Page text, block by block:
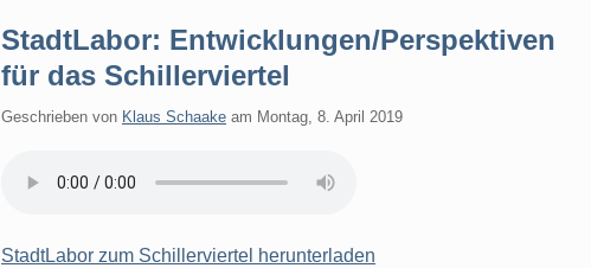
StadtLabor: Entwicklungen/Perspektiven
für das Schillerviertel
Geschrieben von Klaus Schaake am Montag, 8. April 2019
StadtLabor zum Schillerviertel herunterladen